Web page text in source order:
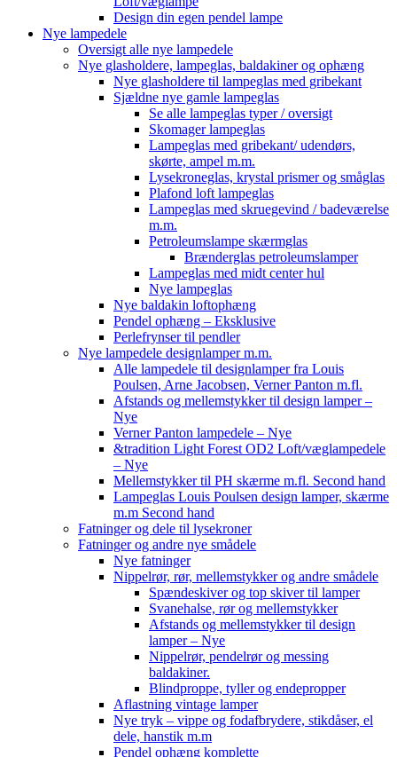
Design din egen pendel lampe
Nye lampedele
Oversigt alle nye lampedele
Nye glasholdere, lampeglas, baldakiner og ophæng
Nye glasholdere til lampeglas med gribekant
Sjældne nye gamle lampeglas
Se alle lampeglas typer / oversigt
Skomager lampeglas
Lampeglas med gribekant/ udendørs,
skørte, ampel m.m.
Lysekroneglas, krystal prismer og småglas
Plafond loft lampeglas
Lampeglas med skruegevind / badeværelse
m.m.
Petroleumslampe skærmglas
Brænderglas petroleumslamper
Lampeglas med midt center hul
Nye lampeglas
Nye baldakin loftophæng
Pendel ophæng – Eksklusive
Perlefrynser til pendler
Nye lampedele designlamper m.m.
Alle lampedele til designlamper fra Louis
Poulsen, Arne Jacobsen, Verner Panton m.fl.
Afstands og mellemstykker til design lamper –
Nye
Verner Panton lampedele – Nye
&tradition Light Forest OD2 Loft/væglampedele
– Nye
Mellemstykker til PH skærme m.fl. Second hand
Lampeglas Louis Poulsen design lamper, skærme
m.m Second hand
Fatninger og dele til lysekroner
Fatninger og andre nye smådele
Nye fatninger
Nippelrør, rør, mellemstykker og andre smådele
Spændeskiver og top skiver til lamper
Svanehalse, rør og mellemstykker
Afstands og mellemstykker til design
lamper – Nye
Nippelrør, pendelrør og messing
baldakiner.
Blindproppe, tyller og endepropper
Aflastning vintage lamper
Nye tryk – vippe og fodafbrydere, stikdåser, el
dele, hanstik m.m
Pendel ophæng komplette